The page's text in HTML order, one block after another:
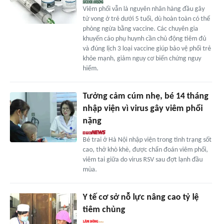
Viêm phổi vẫn là nguyên nhân hàng đầu gây
tử vong ở trẻ dưới 5 tuổi, dù hoàn toàn có thể
phòng ngừa bằng vaccine. Các chuyên gia
khuyến cáo phụ huynh cần chủ động tiêm đủ
và đúng lịch 3 loại vaccine giúp bảo vệ phổi trẻ
khỏe mạnh, giảm nguy cơ biến chứng nguy
hiểm.
Tưởng cảm cúm nhẹ, bé 14 tháng
nhập viện vì virus gây viêm phổi
nặng
Bé trai ở Hà Nội nhập viện trong tình trạng sốt
cao, thở khò khè, được chẩn đoán viêm phổi,
viêm tai giữa do virus RSV sau đợt lạnh đầu
mùa.
Y tế cơ sở nỗ lực nâng cao tỷ lệ
tiêm chủng